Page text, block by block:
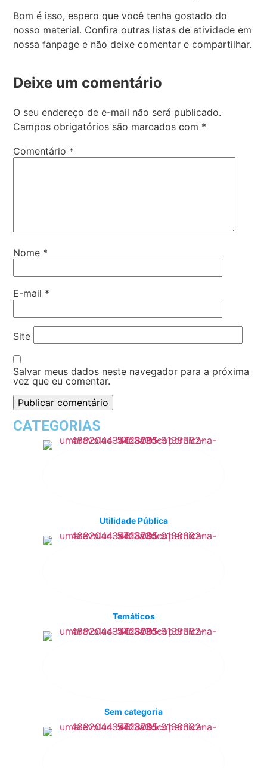
Bom é isso, espero que você tenha gostado do
nosso material. Confira outras listas de atividade em
nossa fanpage e não deixe comentar e compartilhar.
Deixe um comentário
O seu endereço de e-mail não será publicado.
Campos obrigatórios são marcados com *
Comentário *
Nome *
E-mail *
Site
Salvar meus dados neste navegador para a próxima
vez que eu comentar.
CATEGORIAS
Utilidade Pública
Temáticos
Sem categoria